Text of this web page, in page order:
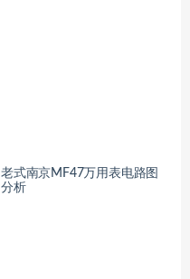
老式南京MF47万用表电路图
分析